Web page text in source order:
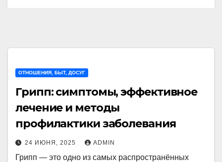
ОТНОШЕНИЯ, БЫТ, ДОСУГ
Грипп: симптомы, эффективное
лечение и методы
профилактики заболевания
24 ИЮНЯ, 2025 ADMIN
Грипп — это одно из самых распространённых